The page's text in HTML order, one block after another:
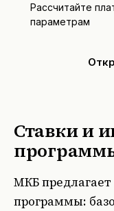
Рассчитайте
параметрам
Ставки и
МКБ
программы: